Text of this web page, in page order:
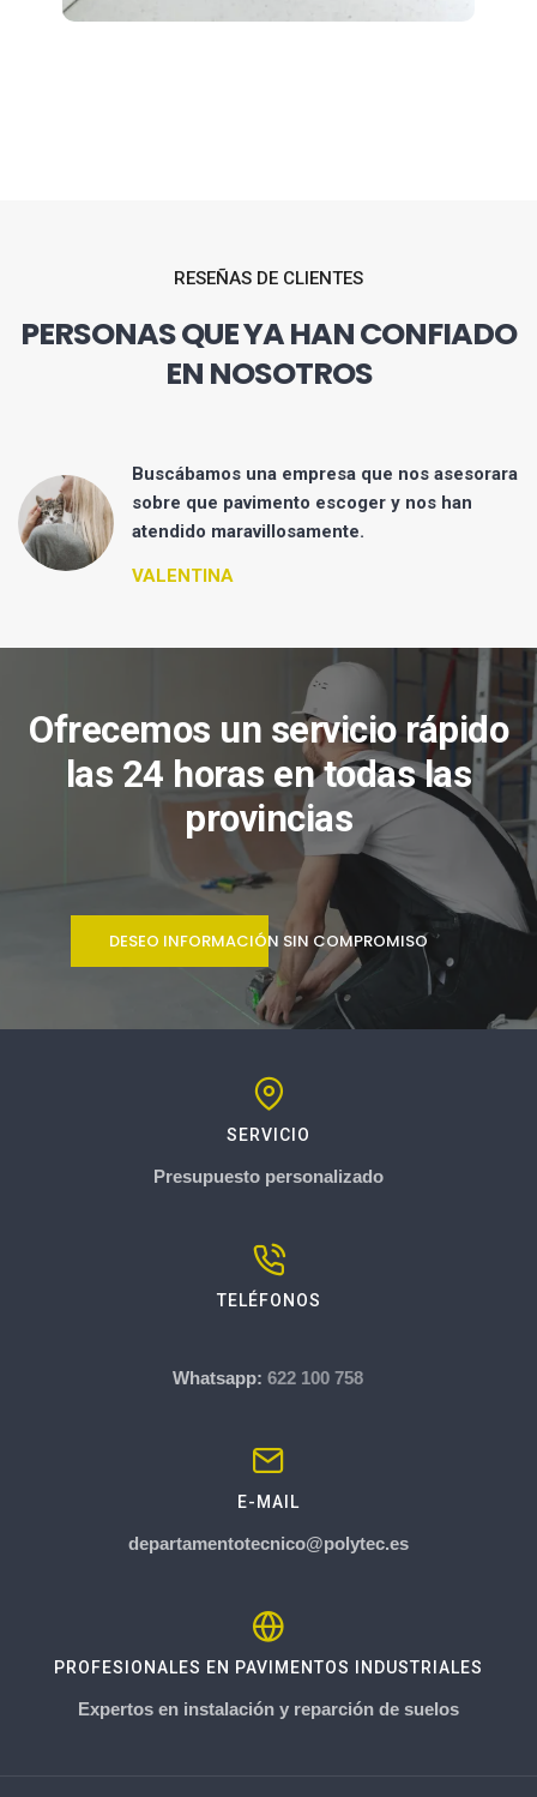
RESEÑAS DE CLIENTES
PERSONAS QUE YA HAN CONFIADO
EN NOSOTROS
Buscábamos una empresa que nos asesorara
sobre que pavimento escoger y nos han
atendido maravillosamente.
VALENTINA
Ofrecemos un servicio rápido
las 24 horas en todas las
provincias
DESEO INFORMACIÓN SIN COMPROMISO
SERVICIO
Presupuesto personalizado
TELÉFONOS
Whatsapp:622 100 758
E-MAIL
departamentotecnico@polytec.es
PROFESIONALES EN PAVIMENTOS INDUSTRIALES
Expertos en instalación y reparción de suelos